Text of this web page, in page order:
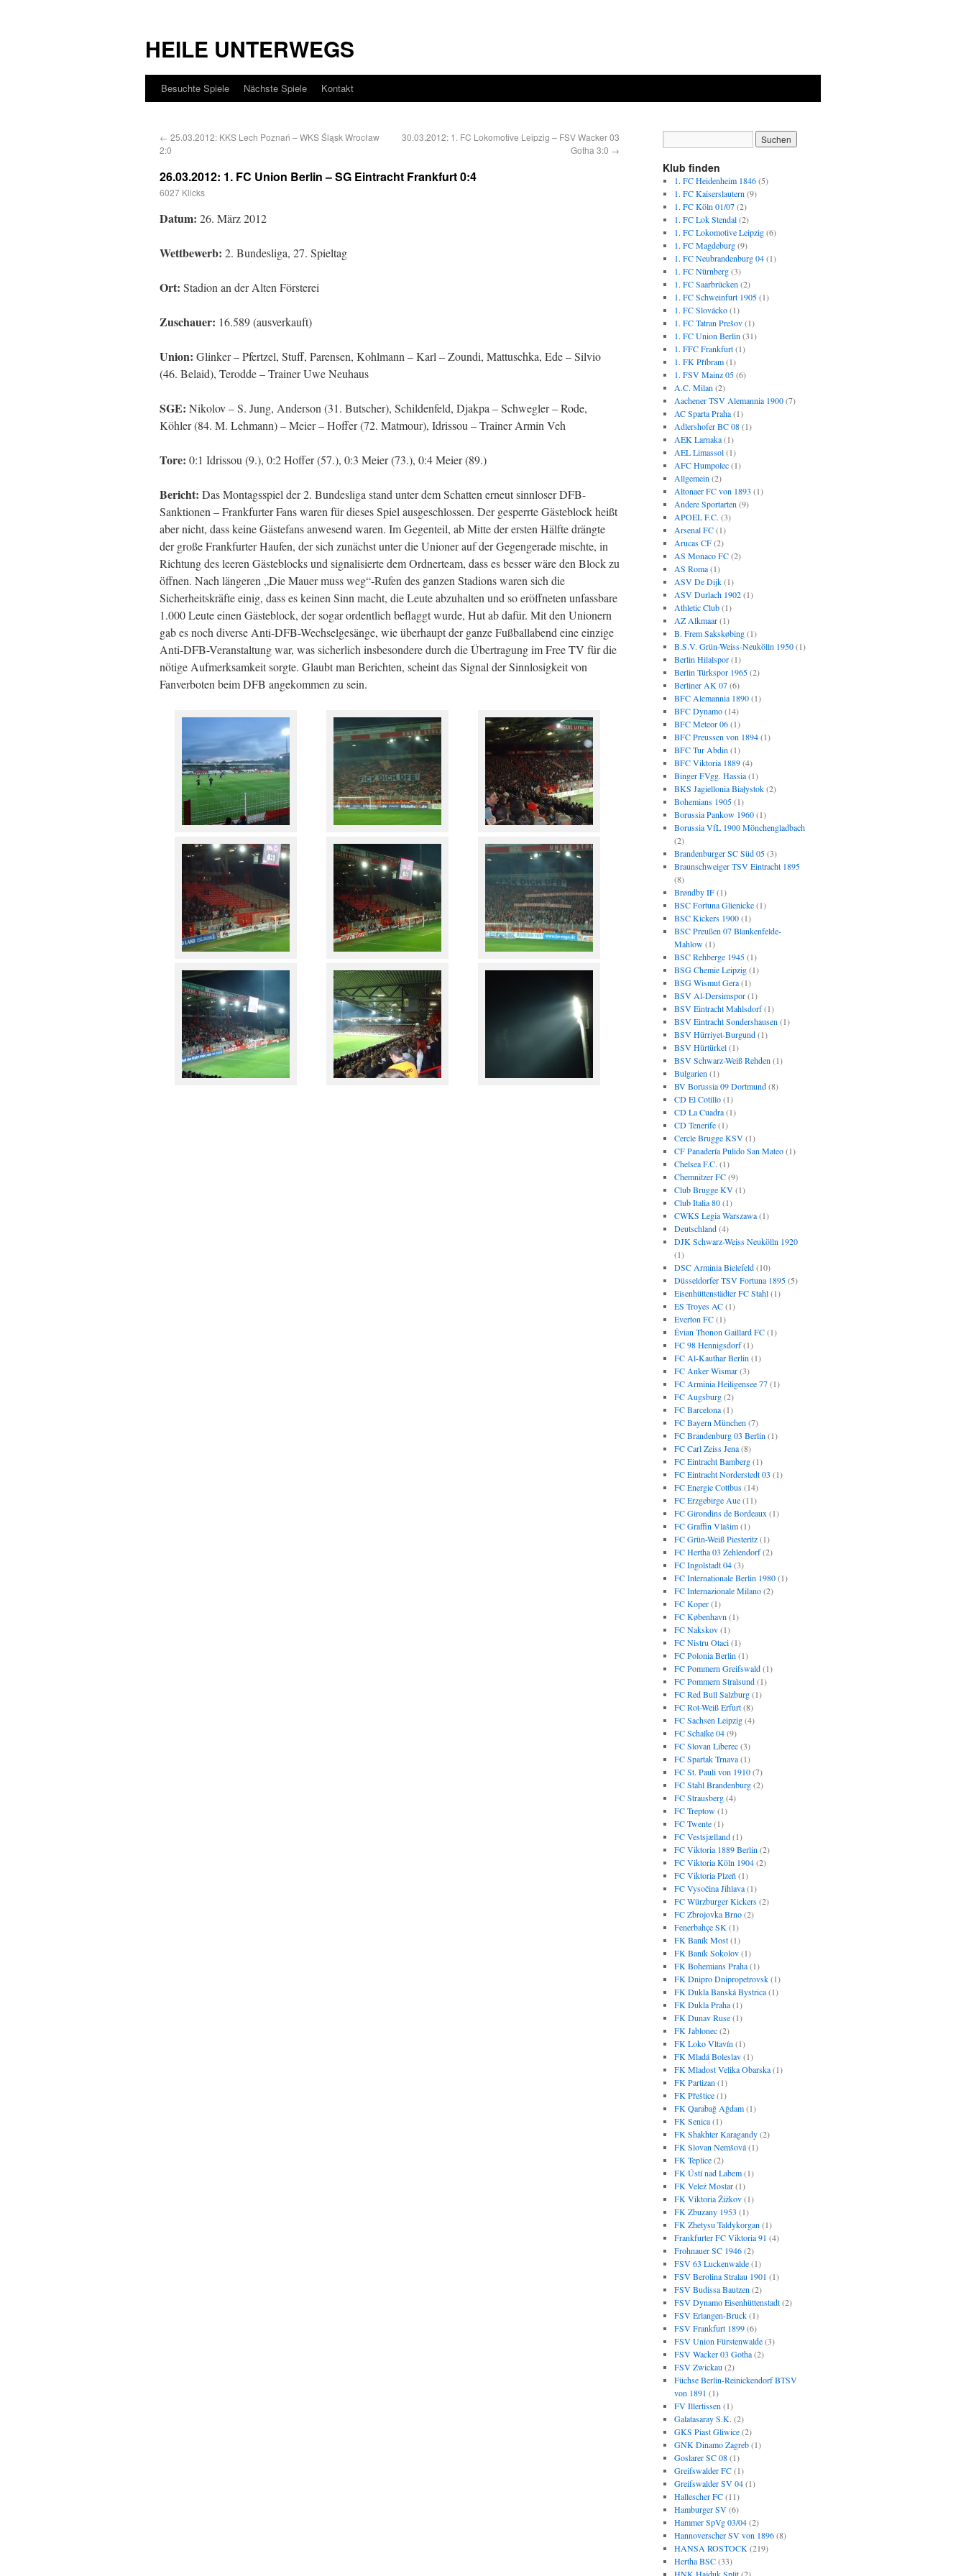
HEILE UNTERWEGS
Besuchte Spiele Nächste Spiele Kontakt
← 25.03.2012: KKS Lech Poznań – WKS Śląsk Wrocław
2:0
30.03.2012: 1. FC Lokomotive Leipzig – FSV Wacker 03
Gotha 3:0 →
26.03.2012: 1. FC Union Berlin – SG Eintracht Frankfurt 0:4
6027 Klicks
Datum: 26. März 2012
Wettbewerb: 2. Bundesliga, 27. Spieltag
Ort: Stadion an der Alten Försterei
Zuschauer: 16.589 (ausverkauft)
Union: Glinker – Pfertzel, Stuff, Parensen, Kohlmann – Karl – Zoundi, Mattuschka, Ede – Silvio
(46. Belaid), Terodde – Trainer Uwe Neuhaus
SGE: Nikolov – S. Jung, Anderson (31. Butscher), Schildenfeld, Djakpa – Schwegler – Rode,
Köhler (84. M. Lehmann) – Meier – Hoffer (72. Matmour), Idrissou – Trainer Armin Veh
Tore: 0:1 Idrissou (9.), 0:2 Hoffer (57.), 0:3 Meier (73.), 0:4 Meier (89.)
Bericht: Das Montagsspiel der 2. Bundesliga stand unter dem Schatten erneut sinnloser DFB-
Sanktionen – Frankfurter Fans waren für dieses Spiel ausgeschlossen. Der gesperrte Gästeblock heißt
aber nicht, dass keine Gästefans anwesend waren. Im Gegenteil, ab Mitte der ersten Hälfte drängte
der große Frankfurter Haufen, der sich zunächst unter die Unioner auf der Gegengerade mischte, in
Richtung des leeren Gästeblocks und signalisierte dem Ordnerteam, dass es besser wäre den Block zu
öffnen. Nach längeren „Die Mauer muss weg“-Rufen des ganzen Stadions waren sich die
Sicherheitskräfte einig, dass es keinen Sinn macht, die Leute abzuhalten und so eröffneten unfassbare
1.000 Leute einen Gästeblock, der sogar ordentlich beflaggt wurde, Hut ab dafür. Mit den Unionern
gab es noch diverse Anti-DFB-Wechselgesänge, wie überhaupt der ganze Fußballabend eine einzige
Anti-DFB-Veranstaltung war, was sicherlich insbesondere durch die Übertragung im Free TV für die
nötige Aufmerksamkeit sorgte. Glaubt man Berichten, scheint das Signal der Sinnlosigkeit von
Fanverboten beim DFB angekommen zu sein.
Klub finden
1. FC Heidenheim 1846(5)
1. FC Kaiserslautern (9)
1. FC Köln 01/07(2)
1. FC Lok Stendal(2)
1. FC Lokomotive Leipzig(6)
1. FC Magdeburg(9)
1. FC Neubrandenburg 04(1)
1. FC Nürnberg(3)
1. FC Saarbrücken (2)
1. FC Schweinfurt 1905(1)
1. FC Slovácko(1)
1. FC Tatran Prešov(1)
1. FC Union Berlin (31)
1. FFC Frankfurt(1)
1. FK Příbram(1)
1. FSV Mainz 05(6)
A.C. Milan (2)
Aachener TSV Alemannia 1900(7)
AC Sparta Praha(1)
Adlershofer BC 08(1)
AEK Larnaka(1)
AEL Limassol(1)
AFC Humpolec(1)
Allgemein (2)
Altonaer FC von 1893 (1)
Andere Sportarten (9)
APOEL F.C. (3)
Arsenal FC(1)
Arucas CF(2)
AS Monaco FC(2)
AS Roma(1)
ASV De Dijk(1)
ASV Durlach 1902(1)
Athletic Club(1)
AZ Alkmaar(1)
B. Frem Sakskøbing(1)
B.S.V. Grün-Weiss-Neukölln 1950(1)
Berlin Hilalspor(1)
Berlin Türkspor 1965(2)
Berliner AK 07(6)
BFC Alemannia 1890(1)
BFC Dynamo(14)
BFC Meteor 06(1)
BFC Preussen von 1894(1)
BFC Tur Abdin (1)
BFC Viktoria 1889(4)
Binger FVgg. Hassia(1)
BKS Jagiellonia Białystok(2)
Bohemians 1905(1)
Borussia Pankow 1960(1)
Borussia VfL 1900 Mönchengladbach
(2)
Brandenburger SC Süd 05(3)
Braunschweiger TSV Eintracht 1895
(8)
Brøndby IF(1)
BSC Fortuna Glienicke(1)
BSC Kickers 1900(1)
BSC Preußen 07 Blankenfelde-
Mahlow(1)
BSC Rehberge 1945(1)
BSG Chemie Leipzig(1)
BSG Wismut Gera(1)
BSV Al-Dersimspor(1)
BSV Eintracht Mahlsdorf(1)
BSV Eintracht Sondershausen (1)
BSV Hürriyet-Burgund(1)
BSV Hürtürkel(1)
BSV Schwarz-Weiß Rehden (1)
Bulgarien (1)
BV Borussia 09 Dortmund(8)
CD El Cotillo(1)
CD La Cuadra(1)
CD Tenerife(1)
Cercle Brugge KSV(1)
CF Panadería Pulido San Mateo(1)
Chelsea F.C. (1)
Chemnitzer FC(9)
Club Brugge KV(1)
Club Italia 80(1)
CWKS Legia Warszawa(1)
Deutschland(4)
DJK Schwarz-Weiss Neukölln 1920
(1)
DSC Arminia Bielefeld(10)
Düsseldorfer TSV Fortuna 1895(5)
Eisenhüttenstädter FC Stahl(1)
ES Troyes AC(1)
Everton FC(1)
Évian Thonon Gaillard FC(1)
FC 98 Hennigsdorf(1)
FC Al-Kauthar Berlin (1)
FC Anker Wismar(3)
FC Arminia Heiligensee 77(1)
FC Augsburg(2)
FC Barcelona(1)
FC Bayern München (7)
FC Brandenburg 03 Berlin (1)
FC Carl Zeiss Jena(8)
FC Eintracht Bamberg(1)
FC Eintracht Norderstedt 03 (1)
FC Energie Cottbus(14)
FC Erzgebirge Aue(11)
FC Girondins de Bordeaux (1)
FC Graffin Vlašim(1)
FC Grün-Weiß Piesteritz(1)
FC Hertha 03 Zehlendorf(2)
FC Ingolstadt 04(3)
FC Internationale Berlin 1980(1)
FC Internazionale Milano(2)
FC Koper(1)
FC København (1)
FC Nakskov(1)
FC Nistru Otaci(1)
FC Polonia Berlin (1)
FC Pommern Greifswald(1)
FC Pommern Stralsund(1)
FC Red Bull Salzburg(1)
FC Rot-Weiß Erfurt(8)
FC Sachsen Leipzig(4)
FC Schalke 04(9)
FC Slovan Liberec(3)
FC Spartak Trnava(1)
FC St. Pauli von 1910(7)
FC Stahl Brandenburg(2)
FC Strausberg(4)
FC Treptow(1)
FC Twente(1)
FC Vestsjælland(1)
FC Viktoria 1889 Berlin (2)
FC Viktoria Köln 1904(2)
FC Viktoria Plzeň (1)
FC Vysočina Jihlava(1)
FC Würzburger Kickers(2)
FC Zbrojovka Brno(2)
Fenerbahçe SK (1)
FK Baník Most(1)
FK Baník Sokolov(1)
FK Bohemians Praha(1)
FK Dnipro Dnipropetrovsk(1)
FK Dukla Banská Bystrica(1)
FK Dukla Praha(1)
FK Dunav Ruse(1)
FK Jablonec(2)
FK Loko Vltavín (1)
FK Mladá Boleslav(1)
FK Mladost Velika Obarska(1)
FK Partizan (1)
FK Přeštice(1)
FK Qarabağ Ağdam(1)
FK Senica(1)
FK Shakhter Karagandy(2)
FK Slovan Nemšová(1)
FK Teplice(2)
FK Ústí nad Labem(1)
FK Velež Mostar(1)
FK Viktoria Žižkov(1)
FK Zbuzany 1953 (1)
FK Zhetysu Taldykorgan (1)
Frankfurter FC Viktoria 91 (4)
Frohnauer SC 1946(2)
FSV 63 Luckenwalde(1)
FSV Berolina Stralau 1901 (1)
FSV Budissa Bautzen (2)
FSV Dynamo Eisenhüttenstadt(2)
FSV Erlangen-Bruck(1)
FSV Frankfurt 1899(6)
FSV Union Fürstenwalde(3)
FSV Wacker 03 Gotha(2)
FSV Zwickau (2)
Füchse Berlin-Reinickendorf BTSV
von 1891 (1)
FV Illertissen (1)
Galatasaray S.K. (2)
GKS Piast Gliwice(2)
GNK Dinamo Zagreb(1)
Goslarer SC 08(1)
Greifswalder FC(1)
Greifswalder SV 04(1)
Hallescher FC(11)
Hamburger SV(6)
Hammer SpVg 03/04(2)
Hannoverscher SV von 1896(8)
HANSA ROSTOCK (219)
Hertha BSC(33)